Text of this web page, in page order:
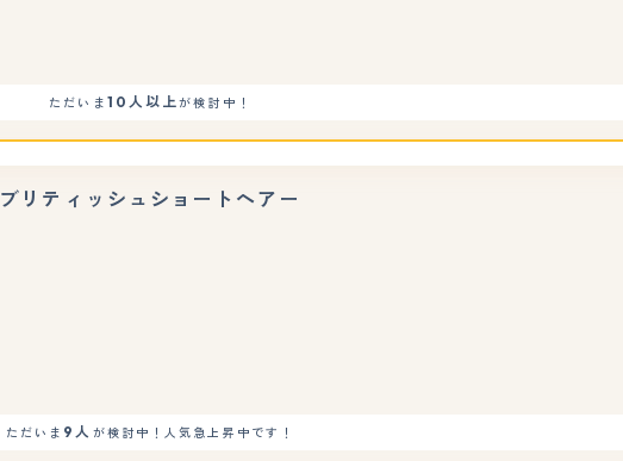
ただいま 10人以上が検討中！
ブリティッシュショートヘアー
ただいま 9人 が検討中！人気急上昇中です！